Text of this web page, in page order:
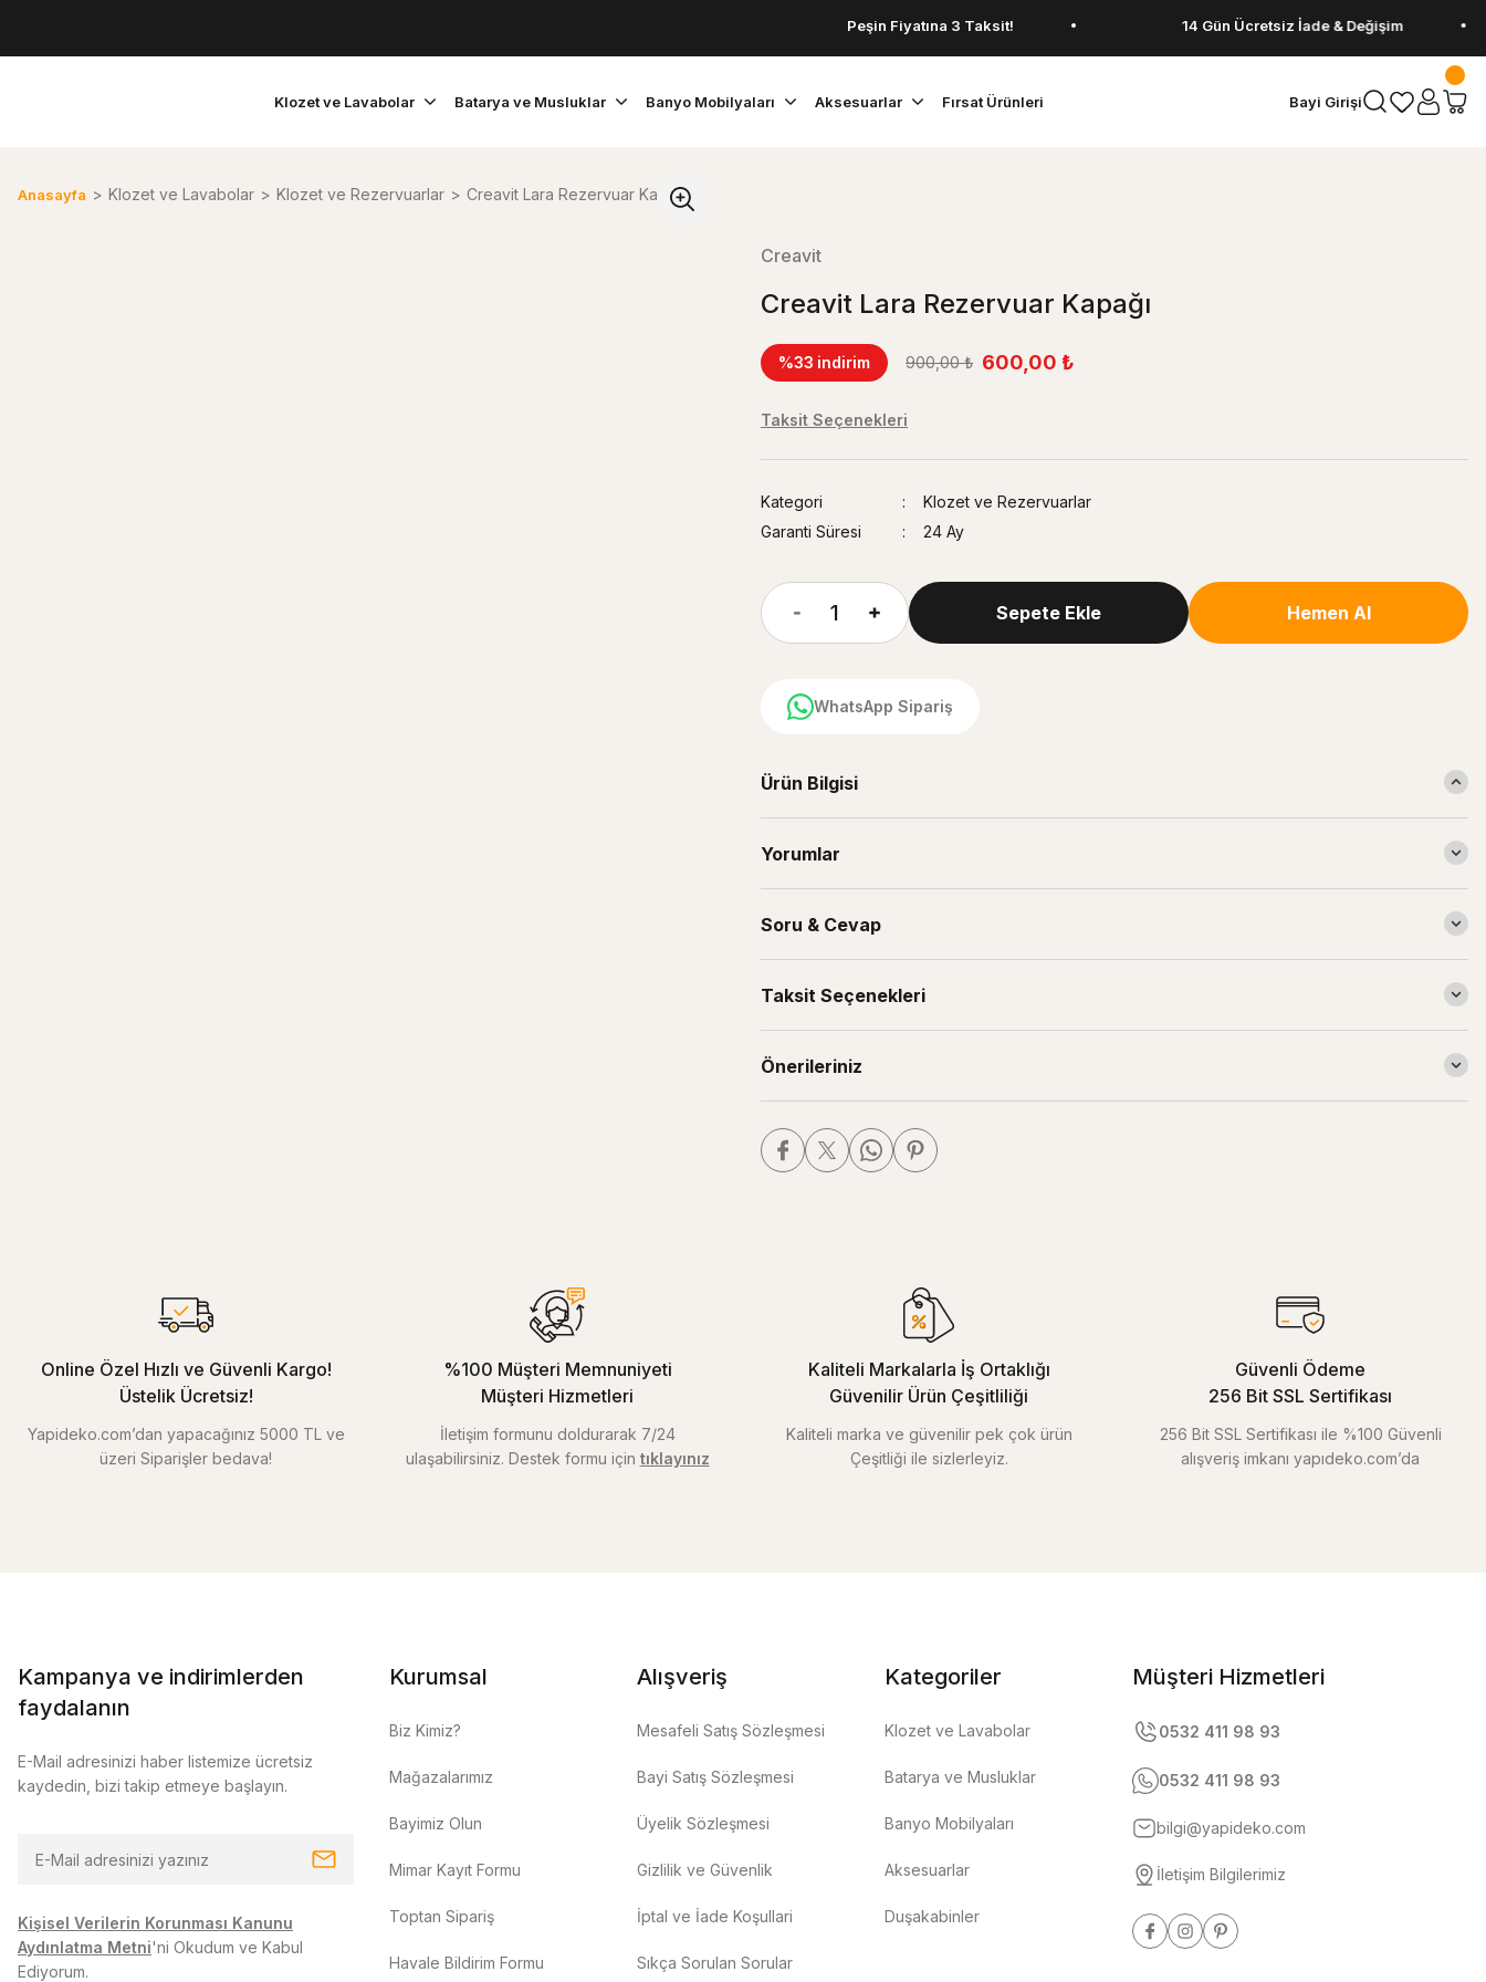
Peşin Fiyatına 3 Taksit! 14 Gün Ücretsiz İade & Değişim
Klozet ve Lavabolar Batarya ve Musluklar Banyo Mobilyaları Aksesuarlar Fırsat Ürünleri Bayi Girişi
Anasayfa Klozet ve Lavabolar Klozet ve Rezervuarlar Creavit Lara Rezervuar Kapağı
Creavit
Creavit Lara Rezervuar Kapağı
%33 indirim 900,00 ₺ 600,00 ₺
Taksit Seçenekleri
Kategori
Klozet ve Rezervuarlar
Garanti Süresi
24 Ay
Sepete Ekle Hemen Al
WhatsApp Sipariş
Ürün Bilgisi
Yorumlar
Soru & Cevap
Taksit Seçenekleri
Önerileriniz
Online Özel Hızlı ve Güvenli Kargo!
Üstelik Ücretsiz!
Yapideko.com’dan yapacağınız 5000 TL ve
üzeri Siparişler bedava!
%100 Müşteri Memnuniyeti
Müşteri Hizmetleri
İletişim formunu doldurarak 7/24
ulaşabilirsiniz. Destek formu için tıklayınız
Kaliteli Markalarla İş Ortaklığı
Güvenilir Ürün Çeşitliliği
Kaliteli marka ve güvenilir pek çok ürün
Çeşitliği ile sizlerleyiz.
Güvenli Ödeme
256 Bit SSL Sertifikası
256 Bit SSL Sertifikası ile %100 Güvenli
alışveriş imkanı yapıdeko.com’da
Kampanya ve indirimlerden
faydalanın
E-Mail adresinizi haber listemize ücretsiz
kaydedin, bizi takip etmeye başlayın.
Kişisel Verilerin Korunması Kanunu
Aydınlatma Metni'ni Okudum ve Kabul
Ediyorum.
Kurumsal
Biz Kimiz?
Mağazalarımız
Bayimiz Olun
Mimar Kayıt Formu
Toptan Sipariş
Havale Bildirim Formu
Alışveriş
Mesafeli Satış Sözleşmesi
Bayi Satış Sözleşmesi
Üyelik Sözleşmesi
Gizlilik ve Güvenlik
İptal ve İade Koşullari
Sıkça Sorulan Sorular
Kategoriler
Klozet ve Lavabolar
Batarya ve Musluklar
Banyo Mobilyaları
Aksesuarlar
Duşakabinler
Müşteri Hizmetleri
0532 411 98 93
0532 411 98 93
bilgi@yapideko.com
İletişim Bilgilerimiz